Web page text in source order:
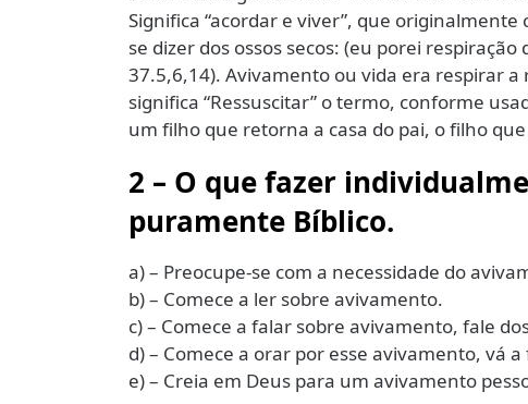
Significa “acordar e viver”, que
se dizer dos ossos secos: (eu porei
37.5,6,14). Avivamento ou vida era respirar
significa “Ressuscitar” o termo, conforme
um filho que retorna a casa do pai, o filho
2 – O que fazer
puramente Bíblico.
a) – Preocupe-se com a necessidade do
b) – Comece a ler sobre avivamento.
c) – Comece a falar sobre avivamento, fale
d) – Comece a orar por esse avivamento, vá
e) – Creia em Deus para um avivamento